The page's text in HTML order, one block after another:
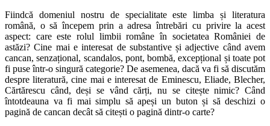
Fiindcă domeniul nostru de specialitate este limba și literatura
română, o să începem prin a adresa întrebări cu privire la acest
aspect: care este rolul limbii române în societatea României de
astăzi? Cine mai e interesat de substantive și adjective când avem
cancan, senzațional, scandalos, pont, bombă, excepțional și toate pot
fi puse într-o singură categorie? De asemenea, dacă va fi să discutăm
despre literatură, cine mai e interesat de Eminescu, Eliade, Blecher,
Cărtărescu când, deși se vând cărți, nu se citește nimic? Când
întotdeauna va fi mai simplu să apeși un buton și să deschizi o
pagină de cancan decât să citești o pagină dintr-o carte?